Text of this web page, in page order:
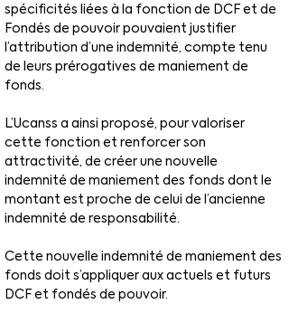
spécificités liées à la fonction de DCF et de
Fondés de pouvoir pouvaient justifier
l’attribution d’une indemnité, compte tenu
de leurs prérogatives de maniement de
fonds.
L’Ucanss a ainsi proposé, pour valoriser
cette fonction et renforcer son
attractivité, de créer une nouvelle
indemnité de maniement des fonds dont le
montant est proche de celui de l’ancienne
indemnité de responsabilité.
Cette nouvelle indemnité de maniement des
fonds doit s’appliquer aux actuels et futurs
DCF et fondés de pouvoir.